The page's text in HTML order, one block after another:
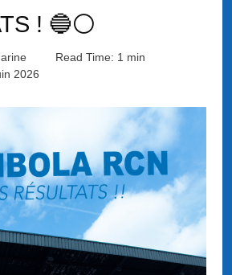
! 🔵⚪
Read Time: 1 min
2026